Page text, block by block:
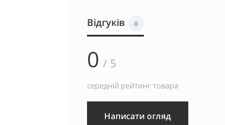
Відгуків 0
0 / 5
середній рейтинг товара
Написати огляд